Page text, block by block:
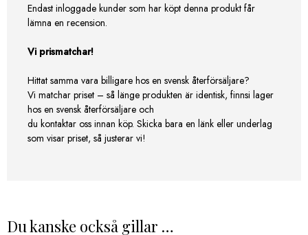
Endast inloggade kunder som har köpt denna produkt får
lämna en recension.
Vi prismatchar!
Hittat samma vara billigare hos en svensk återförsäljare?
Vi matchar priset – så länge produkten är identisk, finnsi lager
hos en svensk återförsäljare och
du kontaktar oss innan köp. Skicka bara en länk eller underlag
som visar priset, så justerar vi!
Du kanske också gillar …